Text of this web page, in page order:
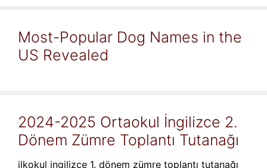
Most-Popular Dog Names in the
US Revealed
2024-2025 Ortaokul İngilizce 2.
Dönem Zümre Toplantı Tutanağı
ilkokul ingilizce 1. dönem zümre toplantı tutanağı